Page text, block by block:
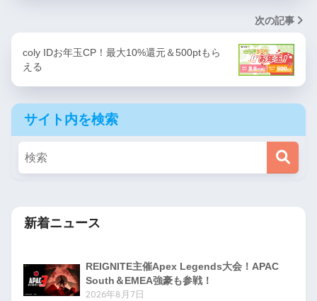
次の記事
coly IDお年玉CP！最大10%還元＆500ptもら
える
サイト内を検索
新着ニュース
REIGNITE主催Apex Legends大会！APAC
South＆EMEA強豪も参戦！
2026年8月7日